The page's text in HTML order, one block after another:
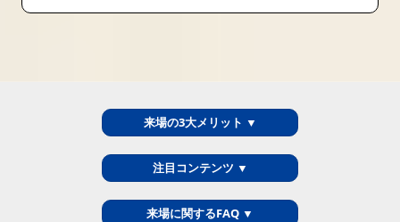
来場の3大メリット ▼
注目コンテンツ ▼
来場に関するFAQ ▼